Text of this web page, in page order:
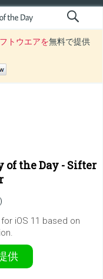
トウエアを無料で提供
of the Day - Sifter
iOS 11 based on
供